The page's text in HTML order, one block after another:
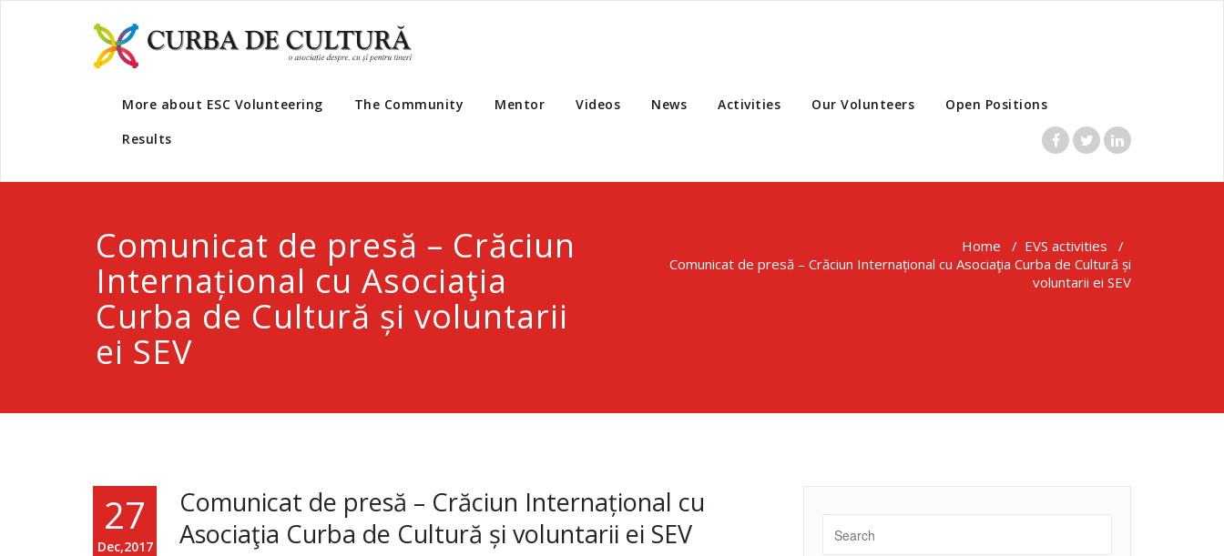
More about ESC Volunteering The Community Mentor Videos News Activities Our Volunteers
Open Positions
Results
Comunicat de presă – Crăciun
Internațional cu Asociaţia
Curba de Cultură și voluntarii
ei SEV
Home / EVS activities /
Comunicat de presă – Crăciun Internațional cu Asociaţia Curba de Cultură și
voluntarii ei SEV
27
Dec,2017
Comunicat de presă – Crăciun Internațional cu
Asociaţia Curba de Cultură și voluntarii ei SEV